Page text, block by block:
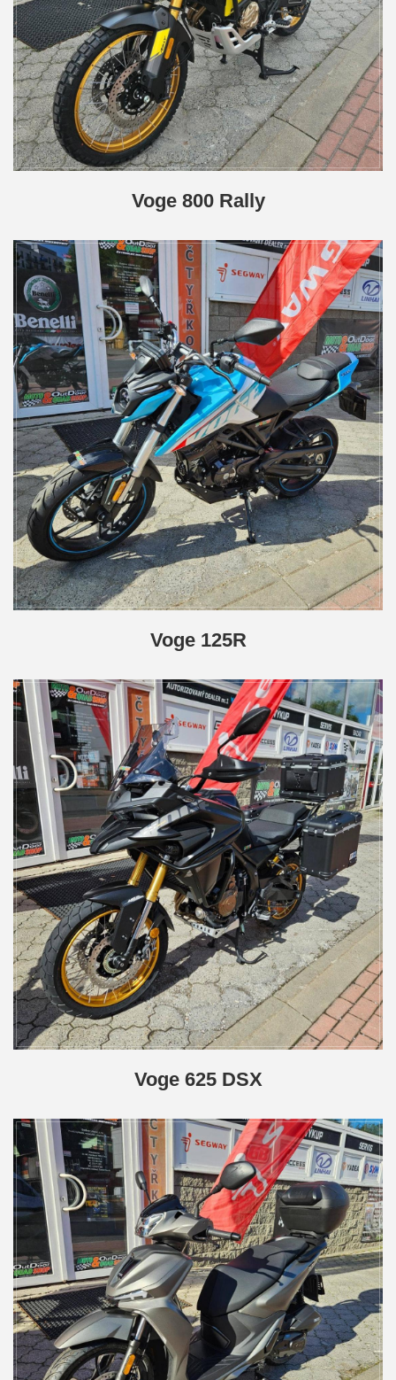
Voge 800 Rally
Voge 125R
Voge 625 DSX